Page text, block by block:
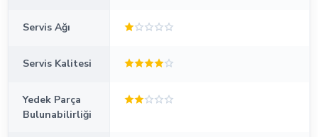
Servis Ağı
Servis Kalitesi
Yedek Parça
Bulunabilirliği